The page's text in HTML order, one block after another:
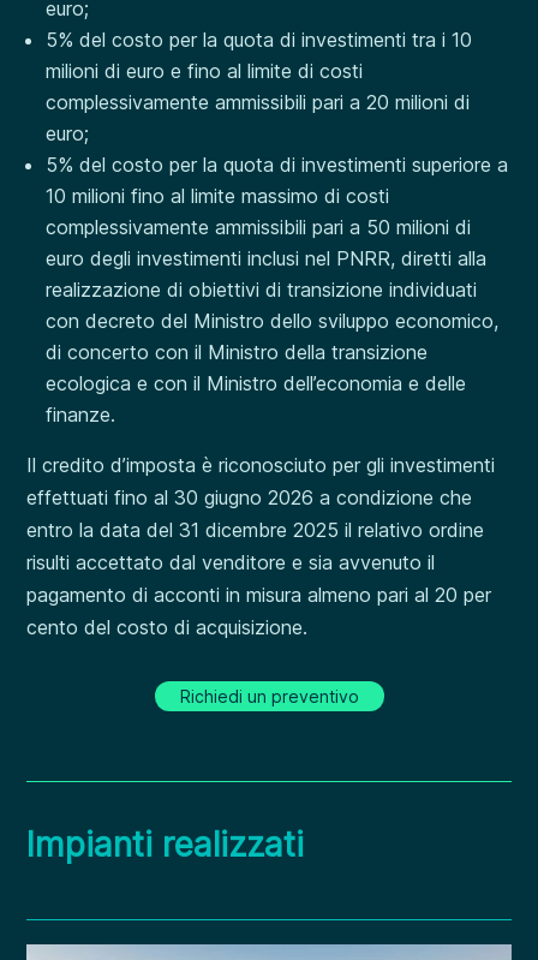
euro;
5% del costo per la quota di investimenti tra i 10
milioni di euro e fino al limite di costi
complessivamente ammissibili pari a 20 milioni di
euro;
5% del costo per la quota di investimenti superiore a
10 milioni fino al limite massimo di costi
complessivamente ammissibili pari a 50 milioni di
euro degli investimenti inclusi nel PNRR, diretti alla
realizzazione di obiettivi di transizione individuati
con decreto del Ministro dello sviluppo economico,
di concerto con il Ministro della transizione
ecologica e con il Ministro dell’economia e delle
finanze.
Il credito d’imposta è riconosciuto per gli investimenti
effettuati fino al 30 giugno 2026 a condizione che
entro la data del 31 dicembre 2025 il relativo ordine
risulti accettato dal venditore e sia avvenuto il
pagamento di acconti in misura almeno pari al 20 per
cento del costo di acquisizione.
Richiedi un preventivo
Impianti realizzati